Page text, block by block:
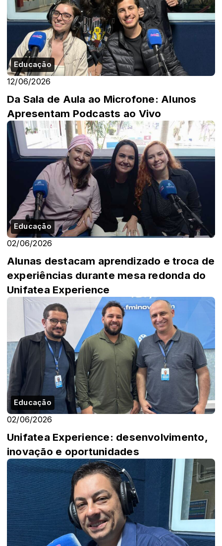
Educação
12/06/2026
Da Sala de Aula ao Microfone: Alunos
Apresentam Podcasts ao Vivo
Educação
02/06/2026
Alunas destacam aprendizado e troca de
experiências durante mesa redonda do
Unifatea Experience
Educação
02/06/2026
Unifatea Experience: desenvolvimento,
inovação e oportunidades